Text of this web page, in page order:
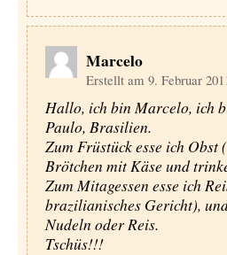
Marcelo
Erstellt am 9. Februar
Hallo, ich bin Marcelo, ich
Paulo, Brasilien.
Zum Früstück esse ich
Brötchen mit Käse und
Zum Mitagessen esse ich
brazilianisches Gericht),
Nudeln oder Reis.
Tschüs!!!